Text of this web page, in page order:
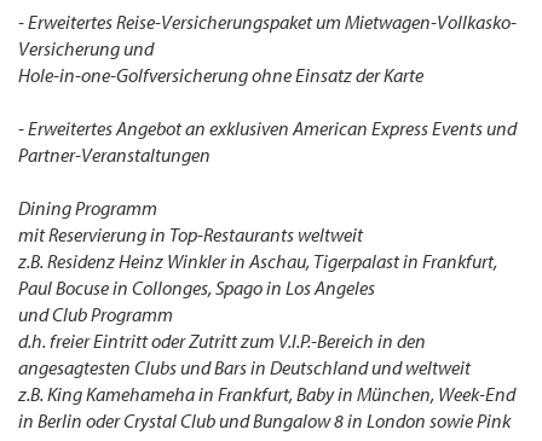
- Erweitertes Reise-Versicherungspaket um Mietwagen-Vollkasko-
Versicherung und
Hole-in-one-Golfversicherung ohne Einsatz der Karte
- Erweitertes Angebot an exklusiven American Express Events und
Partner-Veranstaltungen
Dining Programm
mit Reservierung in Top-Restaurants weltweit
z.B. Residenz Heinz Winkler in Aschau, Tigerpalast in Frankfurt,
Paul Bocuse in Collonges, Spago in Los Angeles
und Club Programm
d.h. freier Eintritt oder Zutritt zum V.I.P.-Bereich in den
angesagtesten Clubs und Bars in Deutschland und weltweit
z.B. King Kamehameha in Frankfurt, Baby in München, Week-End
in Berlin oder Crystal Club und Bungalow 8 in London sowie Pink